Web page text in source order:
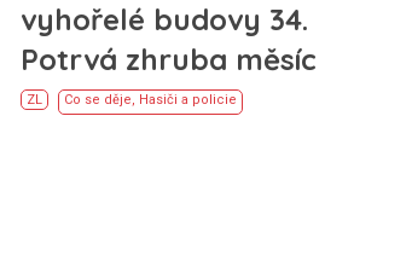
vyhořelé budovy 34.
Potrvá zhruba měsíc
ZL Co se děje, Hasiči a policie